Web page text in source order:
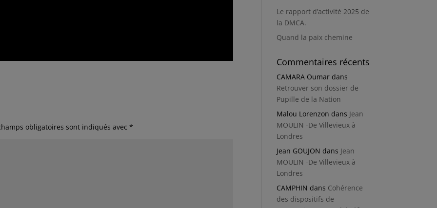
obligatoires sont indiqués avec*
Le rapport d’activité 2025 de
la DMCA.
Quand la paix chemine
Commentaires récents
CAMARA Oumar dans
Retrouver son dossier de
Pupille de la Nation
Malou Lorenzon dans Jean
MOULIN -De Villevieux à
Londres
Jean GOUJON dans Jean
MOULIN -De Villevieux à
Londres
CAMPHIN dans Cohérence
des dispositifs de